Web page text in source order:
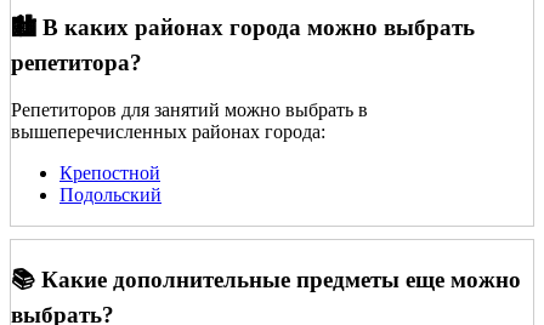
🏙️ В каких районах города можно выбрать
репетитора?
Репетиторов для занятий можно выбрать в
вышеперечисленных районах города:
Крепостной
Подольский
📚 Какие дополнительные предметы еще можно
выбрать?